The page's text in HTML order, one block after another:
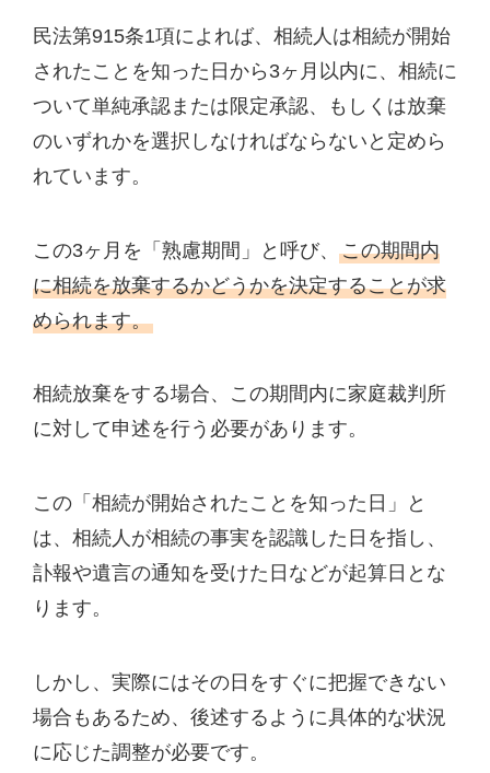
民法第915条1項によれば、相続人は相続が開始
されたことを知った日から3ヶ月以内に、相続に
ついて単純承認または限定承認、もしくは放棄
のいずれかを選択しなければならないと定めら
れています。
この3ヶ月を「熟慮期間」と呼び、 この期間内
に相続を放棄するかどうかを決定することが求
められます。
相続放棄をする場合、この期間内に家庭裁判所
に対して申述を行う必要があります。
この「相続が開始されたことを知った日」と
は、相続人が相続の事実を認識した日を指し、
訃報や遺言の通知を受けた日などが起算日とな
ります。
しかし、実際にはその日をすぐに把握できない
場合もあるため、後述するように具体的な状況
に応じた調整が必要です。